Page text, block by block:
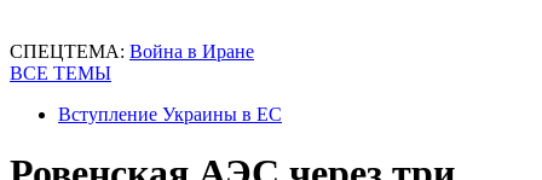
СПЕЦТЕМА: Война в Иране
ВСЕ ТЕМЫ
Вступление Украины в ЕС